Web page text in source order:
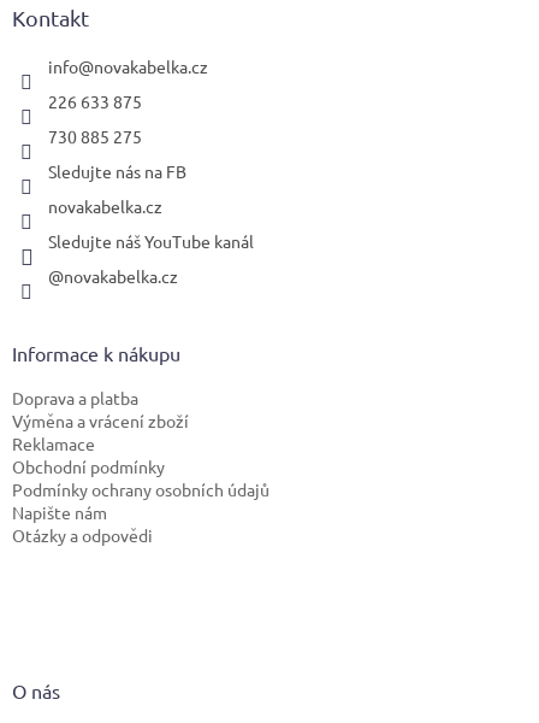
Kontakt
info@novakabelka.cz
226 633 875
730 885 275
Sledujte nás na FB
novakabelka.cz
Sledujte náš YouTube kanál
@novakabelka.cz
Informace k nákupu
Doprava a platba
Výměna a vrácení zboží
Reklamace
Obchodní podmínky
Podmínky ochrany osobních údajů
Napište nám
Otázky a odpovědi
O nás